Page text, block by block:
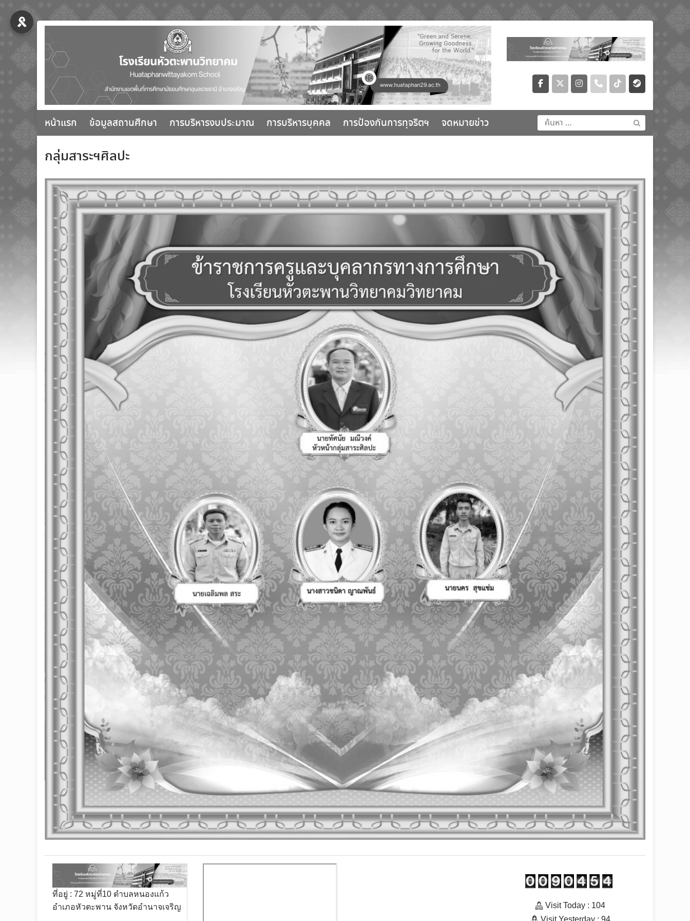
Skip
content
หน้าแรก ข้อมูลสถานศึกษา การบริหารงบประมาณ การบริหารบุคคล การป้องกันการทุจริตฯ จดหมายข่าว
ค้นหา
สำหรับ:
กลุ่มสาระฯศิลปะ
ที่อยู่ : 72 หมู่ที่10 ตำบลหนองแก้ว
อำเภอหัวตะพาน จังหวัดอำนาจเจริญ
Visit Today : 104
Visit Yesterday : 94